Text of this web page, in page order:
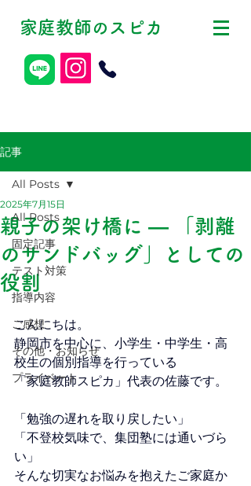
家庭教師の スピカ
記事
All Posts
固定記事
テスト対策
指導内容
ご感想
その他・お知らせ
プライベート
All Posts
親子の架け橋に ― 「剥離
のサンドバッグ」としての
役割
2025年7月15日
こんにちは。
静岡市を中心に、小学生・中学生・高
校生の個別指導を行っている
「家庭教師スピカ」代表の佐藤です。
「勉強の遅れを取り戻したい」
「不登校気味で、集団塾には通いづら
い」
そんな切実なお悩みを抱えたご家庭か